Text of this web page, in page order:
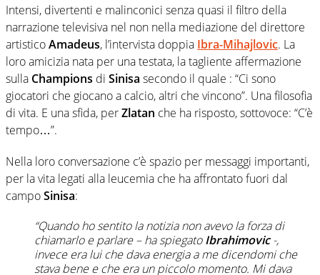
Intensi, divertenti e malinconici senza quasi il filtro della
narrazione televisiva nel non nella mediazione del direttore
artisticoAmadeus, l’intervista doppia Ibra-Mihajlovic. La
loro amicizia nata per una testata, la tagliente affermazione
sulla Champions di Sinisa secondo il quale : “Ci sono
giocatori che giocano a calcio, altri che vincono”. Una filosofia
di vita. E una sfida, perZlatan che ha risposto, sottovoce: “C’è
tempo…”.
Nella loro conversazione c’è spazio per messaggi importanti,
per la vita legati alla leucemia che ha affrontato fuori dal
campoSinisa:
“Quando ho sentito la notizia non avevo la forza di
chiamarlo e parlare – ha spiegatoIbrahimovic-,
invece era lui che dava energia a me dicendomi che
stava bene e che era un piccolo momento. Mi dava